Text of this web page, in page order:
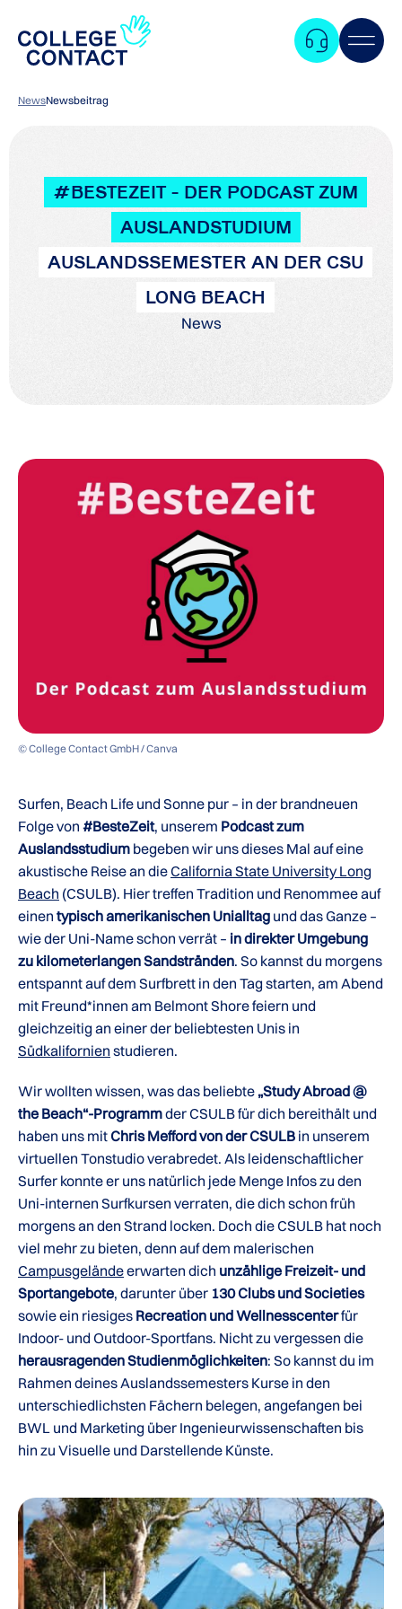
NewsNewsbeitrag
#BESTEZEIT - DER PODCAST ZUM
AUSLANDSTUDIUM
AUSLANDSSEMESTER AN DER CSU
LONG BEACH
News
© College Contact GmbH / Canva
Surfen, Beach Life und Sonne pur – in der brandneuen
Folge von #BesteZeit, unserem Podcast zum
Auslandsstudium begeben wir uns dieses Mal auf eine
akustische Reise an dieCalifornia State University Long
Beach (CSULB). Hier treffen Tradition und Renommee auf
einen typisch amerikanischen Unialltag und das Ganze –
wie der Uni-Name schon verrät – in direkter Umgebung
zu kilometerlangen Sandstränden. So kannst du morgens
entspannt auf dem Surfbrett in den Tag starten, am Abend
mit Freund*innen am Belmont Shore feiern und
gleichzeitig an einer der beliebtesten Unis in
Südkalifornien studieren.
Wir wollten wissen, was das beliebte „Study Abroad @
the Beach“-Programmder CSULB für dich bereithält und
haben uns mitChris Mefford von der CSULB in unserem
virtuellen Tonstudio verabredet. Als leidenschaftlicher
Surfer konnte er uns natürlich jede Menge Infos zu den
Uni-internen Surfkursen verraten, die dich schon früh
morgens an den Strand locken. Doch die CSULB hat noch
viel mehr zu bieten, denn auf dem malerischen
Campusgeländeerwarten dich unzählige Freizeit- und
Sportangebote, darunter über 130 Clubs und Societies
sowie ein riesiges Recreation und Wellnesscenterfür
Indoor- und Outdoor-Sportfans. Nicht zu vergessen die
herausragenden Studienmöglichkeiten: So kannst du im
Rahmen deines Auslandssemesters Kurse in den
unterschiedlichsten Fächern belegen, angefangen bei
BWL und Marketing über Ingenieurwissenschaften bis
hin zu Visuelle und Darstellende Künste.